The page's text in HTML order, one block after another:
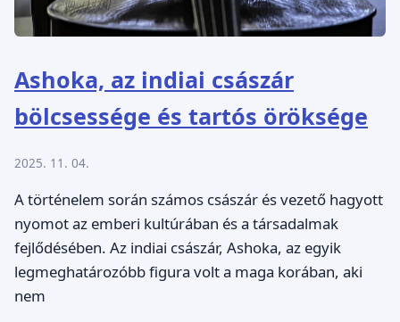
Ashoka, az indiai császár
bölcsessége és tartós öröksége
2025. 11. 04.
A történelem során számos császár és vezető hagyott
nyomot az emberi kultúrában és a társadalmak
fejlődésében. Az indiai császár, Ashoka, az egyik
legmeghatározóbb figura volt a maga korában, aki
nem